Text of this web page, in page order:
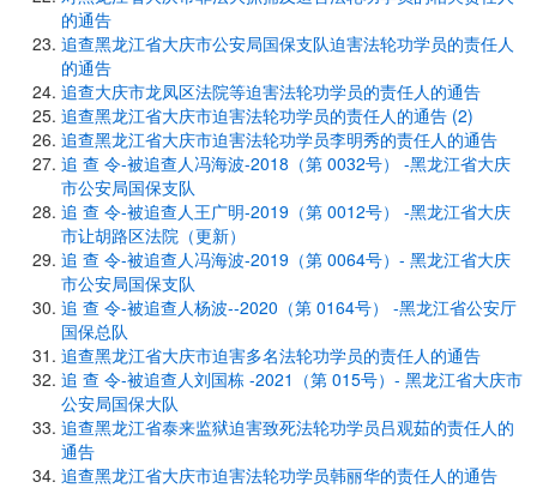
的通告
追查黑龙江省大庆市公安局国保支队迫害法轮功学员的责任人
的通告
追查大庆市龙凤区法院等迫害法轮功学员的责任人的通告
追查黑龙江省大庆市迫害法轮功学员的责任人的通告 (2)
追查黑龙江省大庆市迫害法轮功学员李明秀的责任人的通告
追 查 令-被追查人冯海波-2018（第 0032号） -黑龙江省大庆
市公安局国保支队
追 查 令-被追查人王广明-2019（第 0012号） -黑龙江省大庆
市让胡路区法院（更新）
追 查 令-被追查人冯海波-2019（第 0064号）- 黑龙江省大庆
市公安局国保支队
追 查 令-被追查人杨波--2020（第 0164号） -黑龙江省公安厅
国保总队
追查黑龙江省大庆市迫害多名法轮功学员的责任人的通告
追 查 令-被追查人刘国栋 -2021（第 015号）- 黑龙江省大庆市
公安局国保大队
追查黑龙江省泰来监狱迫害致死法轮功学员吕观茹的责任人的
通告
追查黑龙江省大庆市迫害法轮功学员韩丽华的责任人的通告